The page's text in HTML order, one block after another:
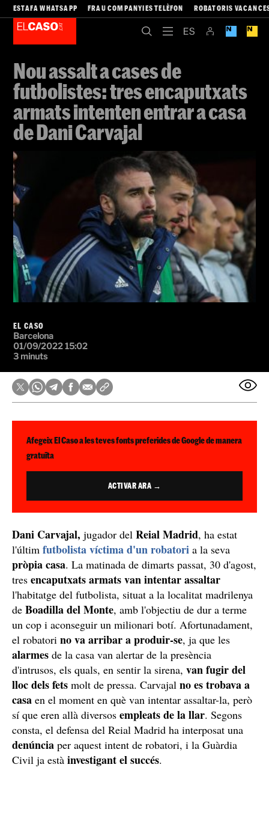
ESTAFA WHATSAPP FRAU COMPANYIES TELÈFON ROBATORIS
Nou assalt a cases de
futbolistes: tres encaputxats
armats intenten entrar a casa
de Dani Carvajal
EL CASO
Barcelona
01/09/2022 15:02
3 minuts
Afegeix El Caso a les teves fonts preferides de Google de manera
gratuïta
ACTIVAR ARA →
Dani Carvajal, jugador del Reial Madrid, ha estat
l'últim futbolista víctima d'un robatori a la seva
pròpia casa. La matinada de dimarts passat, 30 d'agost,
tres encaputxats armats van intentar assaltar
l'habitatge del futbolista, situat a la localitat madrilenya
de Boadilla del Monte, amb l'objectiu de dur a terme
un cop i aconseguir un milionari botí. Afortunadament,
el robatori no va arribar a produir-se, ja que les
alarmes de la casa van alertar de la presència
d'intrusos, els quals, en sentir la sirena, van fugir del
lloc dels fets molt de pressa. Carvajal no es trobava a
casa en el moment en què van intentar assaltar-la, però
sí que eren allà diversos empleats de la llar. Segons
consta, el defensa del Reial Madrid ha interposat una
denúncia per aquest intent de robatori, i la Guàrdia
Civil ja està investigant el succés.